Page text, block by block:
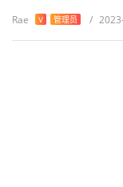
Rae V 管理员 /